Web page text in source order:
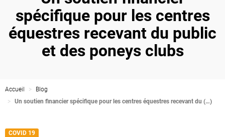
spécifique pour les centres
équestres recevant du public
et des poneys clubs
Accueil
Blog
Un soutien financier spécifique pour les centres équestres recevant du (…)
COVID 19